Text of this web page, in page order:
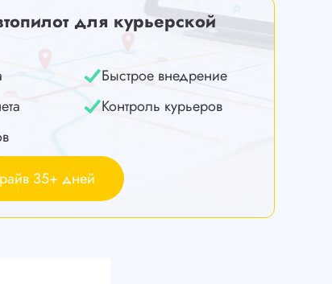
для курьерской
Быстрое внедрение
Контроль курьеров
35+ дней